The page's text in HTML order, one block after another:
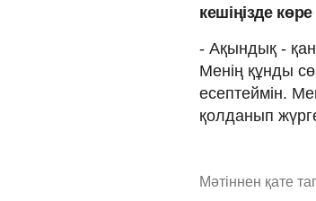
кешіңізде
- Ақындық -
Менің құнды
есептеймін.
қолданып
Мәтіннен қате